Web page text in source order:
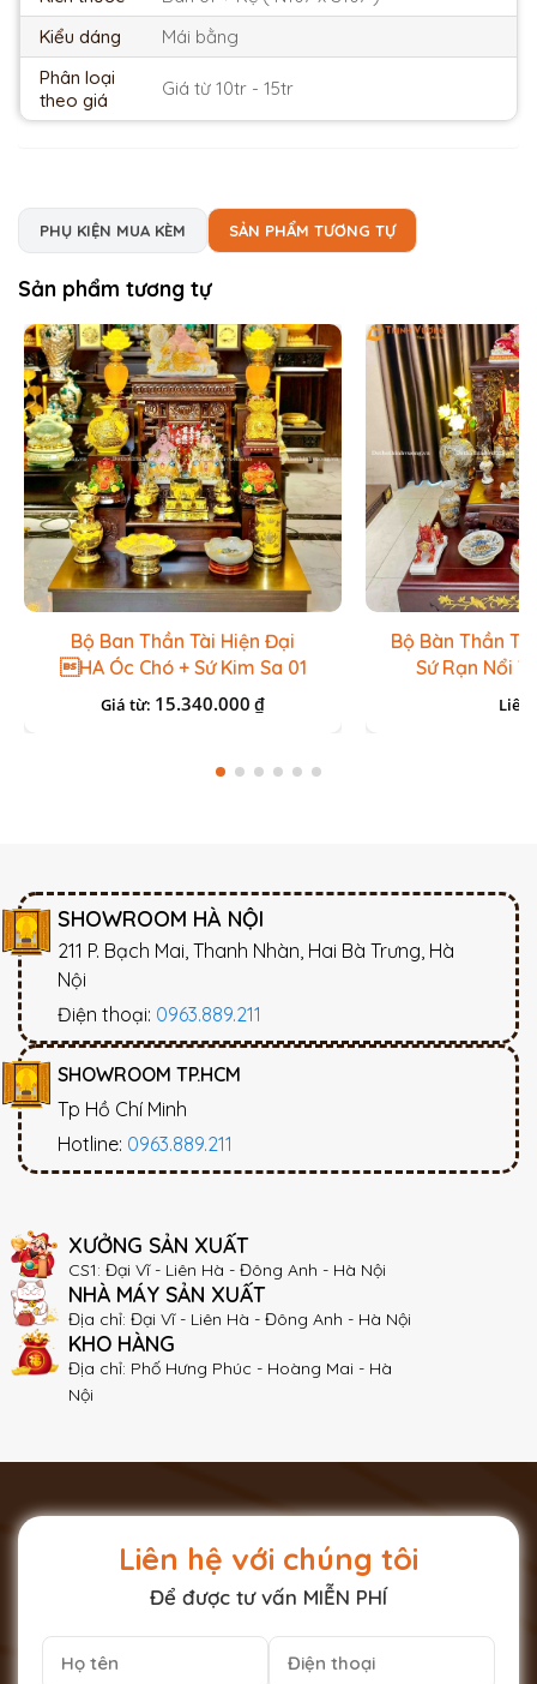
Kiểu dáng
Mái bằng
Phân loại
theo giá
Giá từ 10tr - 15tr
PHỤ KIỆN MUA KÈM SẢN PHẨM TƯƠNG TỰ
Sản phẩm tương tự
Bộ Ban Thần Tài Hiện Đại
HA Óc Chó + Sứ Kim Sa 01
Giá từ: 15.340.000 ₫
Bộ Bàn Thần
Sứ Rạn Nổi
Liên
SHOWROOM HÀ NỘI
211 P. Bạch Mai, Thanh Nhàn, Hai Bà Trưng, Hà
Nội
Điện thoại: 0963.889.211
SHOWROOM TP.HCM
Tp Hồ Chí Minh
Hotline: 0963.889.211
XƯỞNG SẢN XUẤT
CS1: Đại Vĩ - Liên Hà - Đông Anh - Hà Nội
NHÀ MÁY SẢN XUẤT
Địa chỉ: Đại Vĩ - Liên Hà - Đông Anh - Hà Nội
KHO HÀNG
Địa chỉ: Phố Hưng Phúc - Hoàng Mai - Hà
Nội
Liên hệ với chúng tôi
Để được tư vấn MIỄN PHÍ